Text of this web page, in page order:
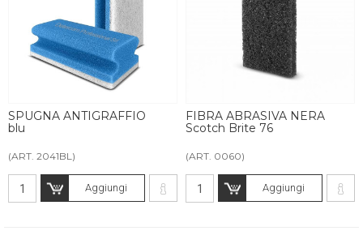
SPUGNA ANTIGRAFFIO
blu
(ART. 2041BL)
Aggiungi
FIBRA ABRASIVA NERA
Scotch Brite 76
(ART. 0060)
Aggiungi